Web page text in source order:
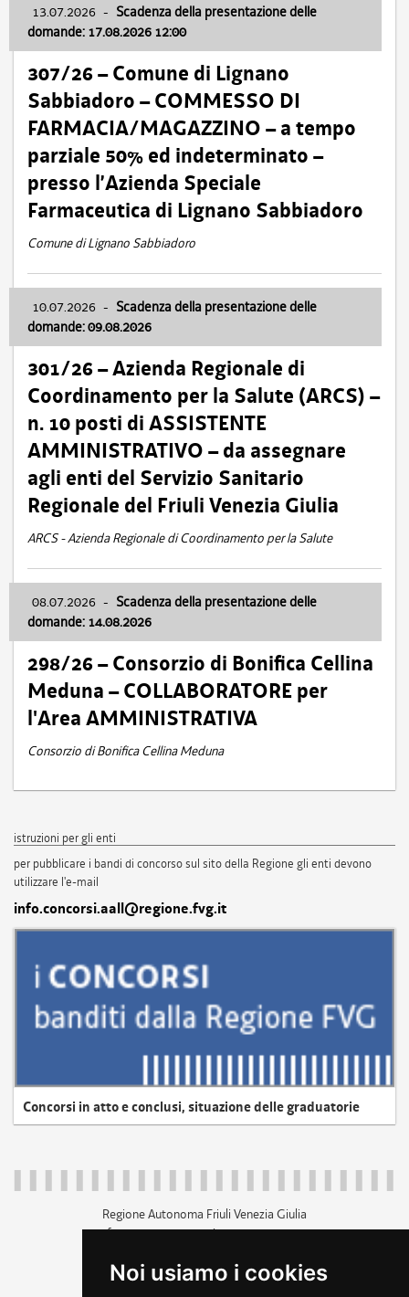
Noi usiamo i cookies
13.07.2026 - Scadenza della presentazione delle
domande: 17.08.2026 12:00
307/26 – Comune di Lignano
Sabbiadoro – COMMESSO DI
FARMACIA/MAGAZZINO – a tempo
parziale 50% ed indeterminato –
presso l’Azienda Speciale
Farmaceutica di Lignano Sabbiadoro
Comune di Lignano Sabbiadoro
10.07.2026 - Scadenza della presentazione delle
domande: 09.08.2026
301/26 – Azienda Regionale di
Coordinamento per la Salute (ARCS) –
n. 10 posti di ASSISTENTE
AMMINISTRATIVO – da assegnare
agli enti del Servizio Sanitario
Regionale del Friuli Venezia Giulia
ARCS - Azienda Regionale di Coordinamento per la Salute
08.07.2026 - Scadenza della presentazione delle
domande: 14.08.2026
298/26 – Consorzio di Bonifica Cellina
Meduna – COLLABORATORE per
l'Area AMMINISTRATIVA
Consorzio di Bonifica Cellina Meduna
istruzioni per gli enti
per pubblicare i bandi di concorso sul sito della Regione gli enti devono
utilizzare l'e-mail
info.concorsi.aall@regione.fvg.it
Concorsi in atto e conclusi, situazione delle graduatorie
Regione Autonoma Friuli Venezia Giulia
c.f. 80014930327; p.iva 00526040324
+39 040 3771111